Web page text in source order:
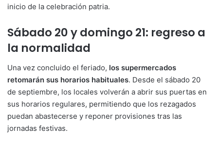
inicio de la celebración patria.
Sábado 20 y domingo 21: regreso a
la normalidad
Una vez concluido el feriado, los supermercados
retomarán sus horarios habituales. Desde el sábado 20
de septiembre, los locales volverán a abrir sus puertas en
sus horarios regulares, permitiendo que los rezagados
puedan abastecerse y reponer provisiones tras las
jornadas festivas.